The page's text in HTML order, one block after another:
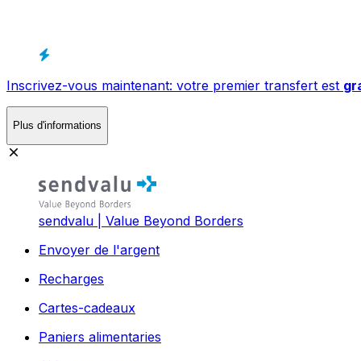
Inscrivez-vous maintenant: votre premier transfert est
Plus d'informations
sendvalu | Value Beyond Borders
Envoyer de l'argent
Recharges
Cartes-cadeaux
Paniers alimentaries